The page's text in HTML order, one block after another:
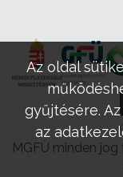
MGFÜ minden
Az oldal
gyűjtésére.
az